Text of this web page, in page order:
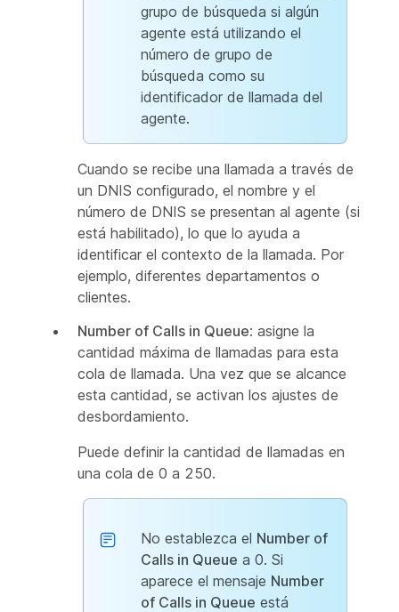
grupo de búsqueda si algún
agente está utilizando el
número de grupo de
búsqueda como su
identificador de llamada del
agente.
Cuando se recibe una llamada a través de
un DNIS configurado, el nombre y el
número de DNIS se presentan al agente (si
está habilitado), lo que lo ayuda a
identificar el contexto de la llamada. Por
ejemplo, diferentes departamentos o
clientes.
Number of Calls in Queue: asigne la
cantidad máxima de llamadas para esta
cola de llamada. Una vez que se alcance
esta cantidad, se activan los ajustes de
desbordamiento.
Puede definir la cantidad de llamadas en
una cola de 0 a 250.
No establezca el Number of
Calls in Queue a 0. Si
aparece el mensaje Number
of Calls in Queue está